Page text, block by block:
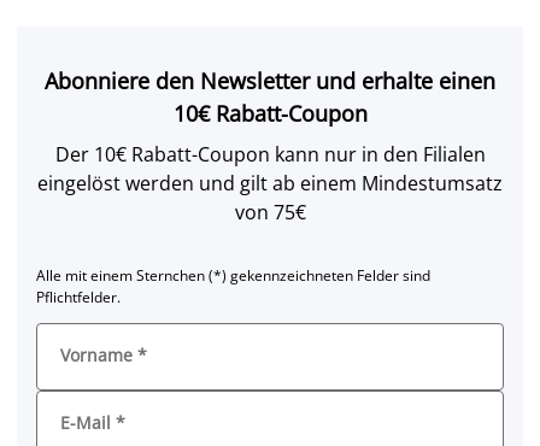
Abonniere den Newsletter und erhalte einen
10€ Rabatt-Coupon
Der 10€ Rabatt-Coupon kann nur in den Filialen
eingelöst werden und gilt ab einem Mindestumsatz
von 75€
Alle mit einem Sternchen (*) gekennzeichneten Felder sind
Pflichtfelder.
Vorname *
E-Mail *